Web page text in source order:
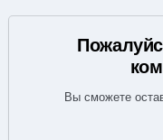
Вы сможете